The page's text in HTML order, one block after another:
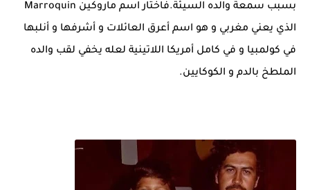
بسبب سمعة والده السيئة.فاختار اسم ماروكين Marroquin
الذي يعني مغربي و هو اسم أعرق العائلات و أشرفها و أنلبها
في كولمبيا و في كامل أمريكا اللاتينية لعله يخفي لقب والده
الملطخ بالدم و الكوكايين.